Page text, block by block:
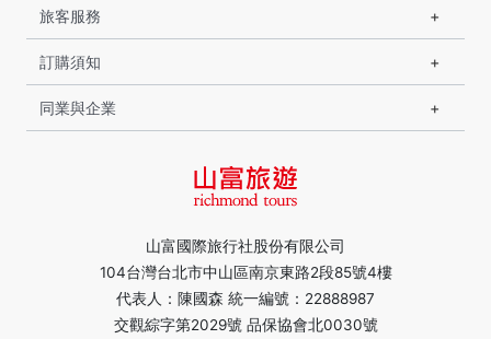
山富國際旅行社股份有限公司
104台灣台北市中山區南京東路2段85號4樓
代表人：陳國森 統一編號：22888987
交觀綜字第2029號 品保協會北0030號
旅客服務
訂購須知
同業與企業